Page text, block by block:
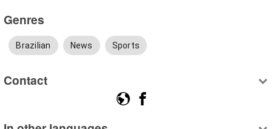
Genres
Brazilian News Sports
Contact